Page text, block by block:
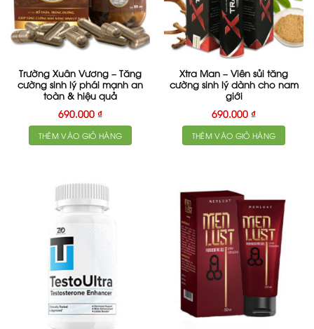
Trường Xuân Vương – Tăng
cường sinh lý phái mạnh an
toàn & hiệu quả
690.000 ₫
THÊM VÀO GIỎ HÀNG
Xtra Man – Viên sủi tăng
cường sinh lý dành cho nam
giới
690.000 ₫
THÊM VÀO GIỎ HÀNG